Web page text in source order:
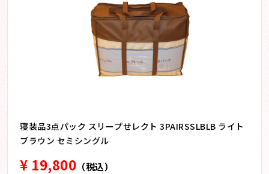
寝装品3点パック スリープせレクト 3PAIRSSLBLB ライト
ブラウン セミシングル
¥ 19,800 （税込）